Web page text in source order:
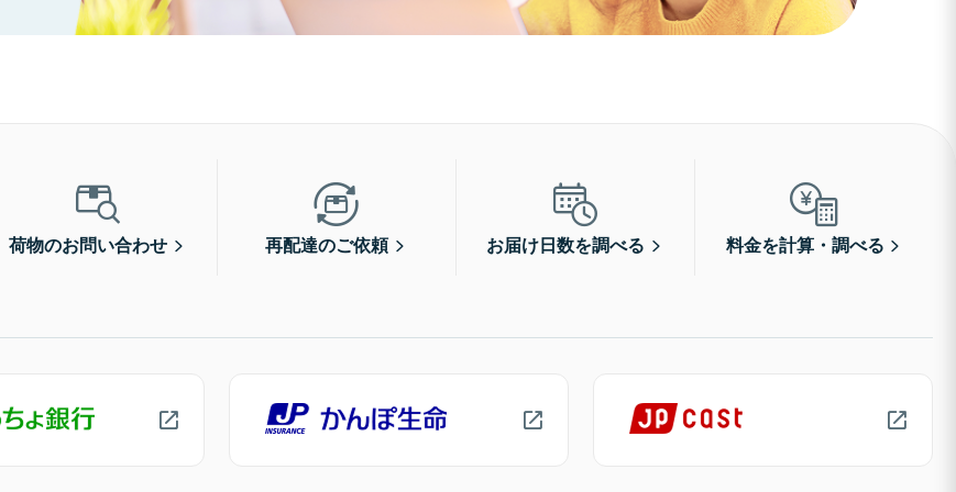
荷物のお問い合わせ 再配達のご依頼 お届け日数を調べる 料金を計算・調べる